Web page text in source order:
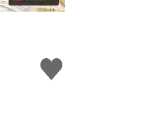
Me
gusta